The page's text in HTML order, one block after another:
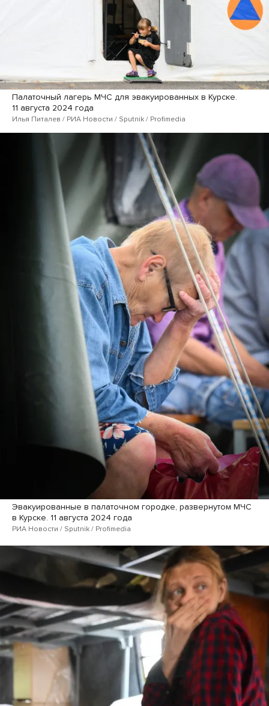
Палаточный лагерь МЧС для эвакуированных в Курске.
11 августа 2024 года
Илья Питалев / РИА Новости / Sputnik / Profimedia
Эвакуированные в палаточном городке, развернутом МЧС
в Курске. 11 августа 2024 года
РИА Новости / Sputnik / Profimedia